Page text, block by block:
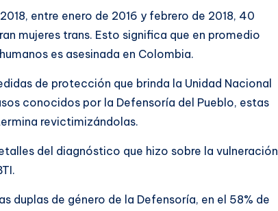
entre enero de 2016 y febrero de 2018, 40
mujeres trans. Esto significa que en promedio
es asesinada en Colombia.
de protección que brinda la Unidad Nacional
conocidos por la Defensoría del Pueblo, estas
revictimizándolas.
del diagnóstico que hizo sobre la vulneración
duplas de género de la Defensoría, en el 58% de